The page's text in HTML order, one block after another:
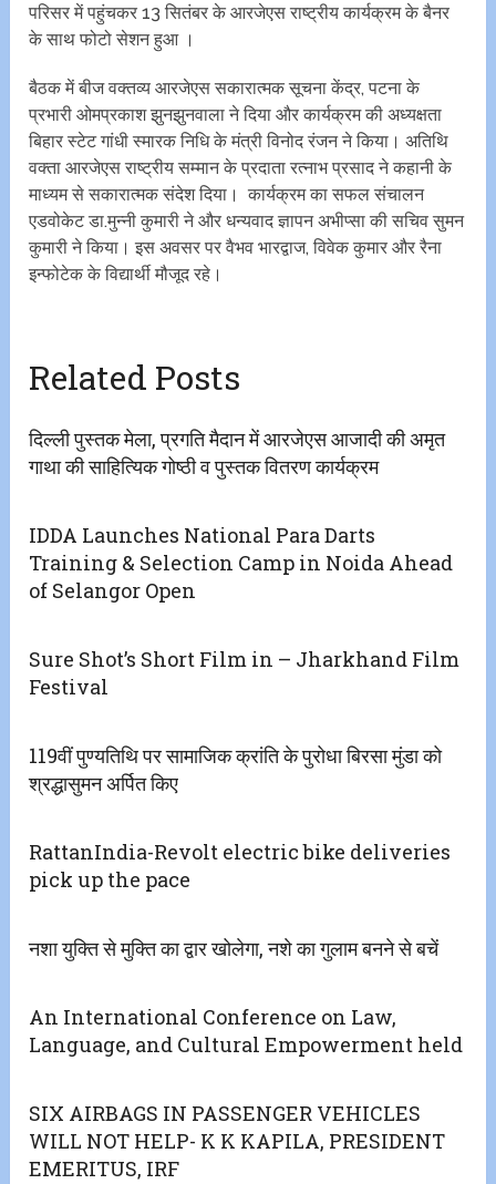
परिसर में पहुंचकर 13 सितंबर के आरजेएस राष्ट्रीय कार्यक्रम के बैनर
के साथ फोटो सेशन हुआ ।
बैठक में बीज वक्तव्य आरजेएस सकारात्मक सूचना केंद्र, पटना के
प्रभारी ओमप्रकाश झुनझुनवाला ने दिया और कार्यक्रम की अध्यक्षता
बिहार स्टेट गांधी स्मारक निधि के मंत्री विनोद रंजन ने किया। अतिथि
वक्ता आरजेएस राष्ट्रीय सम्मान के प्रदाता रत्नाभ प्रसाद ने कहानी के
माध्यम से सकारात्मक संदेश दिया। कार्यक्रम का सफल संचालन
एडवोकेट डा.मुन्नी कुमारी ने और धन्यवाद ज्ञापन अभीप्सा की सचिव सुमन
कुमारी ने किया। इस अवसर पर वैभव भारद्वाज, विवेक कुमार और रैना
इन्फोटेक के विद्यार्थी मौजूद रहे।
Related Posts
दिल्ली पुस्तक मेला, प्रगति मैदान में आरजेएस आजादी की अमृत
गाथा की साहित्यिक गोष्ठी व पुस्तक वितरण कार्यक्रम
IDDA Launches National Para Darts
Training & Selection Camp in Noida Ahead
of Selangor Open
Sure Shot’s Short Film in – Jharkhand Film
Festival
119वीं पुण्यतिथि पर सामाजिक क्रांति के पुरोधा बिरसा मुंडा को
श्रद्धासुमन अर्पित किए
RattanIndia-Revolt electric bike deliveries
pick up the pace
नशा युक्ति से मुक्ति का द्वार खोलेगा, नशे का गुलाम बनने से बचें
An International Conference on Law,
Language, and Cultural Empowerment held
SIX AIRBAGS IN PASSENGER VEHICLES
WILL NOT HELP- K K KAPILA, PRESIDENT
EMERITUS, IRF